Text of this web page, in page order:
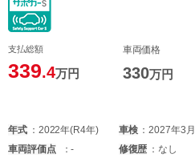
支払総額
339.4万円
車両価格
330万円
年式 2022年(R4年) 車検 2027年3月
車両評価点 - 修復歴 なし